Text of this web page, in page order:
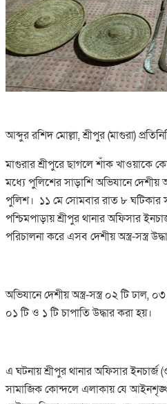
আব্দুর রশিদ মোল্লা, শ্রীপুর (মাগুরা)
মাগুরার শ্রীপুরে ছাগলে শাঁক খাওয়াকে
মধ্যে পুলিশের সাড়াশি অভিযানে দেশীয়
পুলিশ। ১১ মে সোমবার রাত ৮ ঘটিকার
পশ্চিমপাড়ায় শ্রীপুর থানার অফিসার
পরিচালনা করে এসব দেশীয় অস্ত্র-সস্ত্র
অভিযানে দেশীয় অস্ত্র-সস্ত্র ০২ টি ঢাল,
০১ টি ও ১ টি চাপাতি উদ্ধার করা হয়।
এ ঘটনায় শ্রীপুর থানার অফিসার ইনচার্জ
সামাজিক কোন্দলে এলাকায় যে